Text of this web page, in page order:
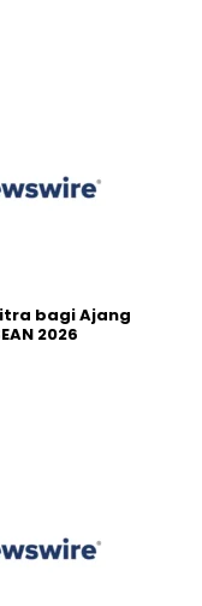
bagi Ajang
2026